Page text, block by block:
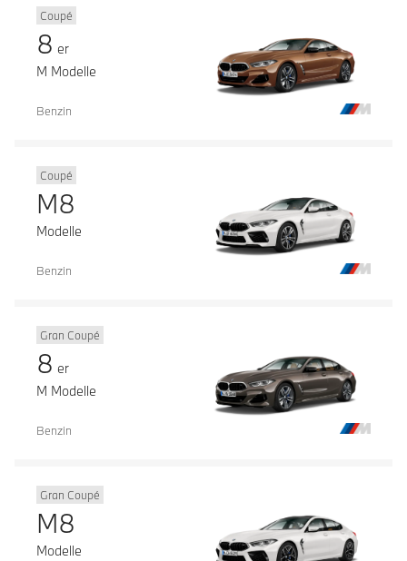
Coupé
8 er
M Modelle
Benzin
Coupé
M8
Modelle
Benzin
Gran Coupé
8 er
M Modelle
Benzin
Gran Coupé
M8
Modelle